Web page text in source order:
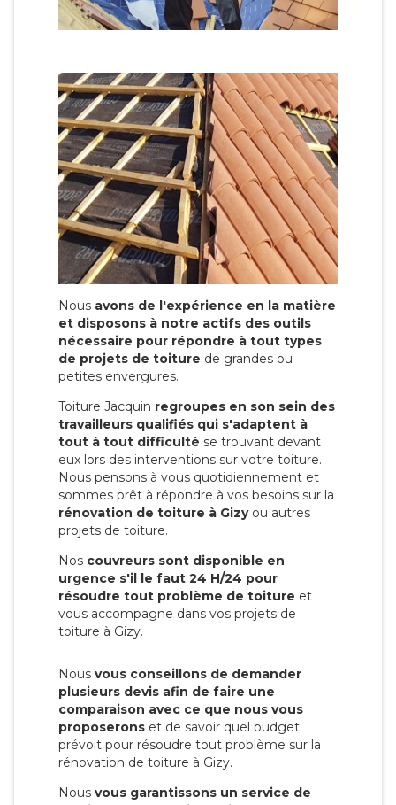
Nous avons de l'expérience en la matière
et disposons à notre actifs des outils
nécessaire pour répondre à tout types
de projets de toiture de grandes ou
petites envergures.
Toiture Jacquin regroupes en son sein des
travailleurs qualifiés qui s'adaptent à
tout à tout difficulté se trouvant devant
eux lors des interventions sur votre toiture.
Nous pensons à vous quotidiennement et
sommes prêt à répondre à vos besoins sur la
rénovation de toiture à Gizyou autres
projets de toiture.
Nos couvreurs sont disponible en
urgence s'il le faut 24 H/24 pour
résoudre tout problème de toiture et
vous accompagne dans vos projets de
toiture à Gizy.
Nous vous conseillons de demander
plusieurs devis afin de faire une
comparaison avec ce que nous vous
proposerons et de savoir quel budget
prévoit pour résoudre tout problème sur la
rénovation de toiture à Gizy.
Nous vous garantissons un service de